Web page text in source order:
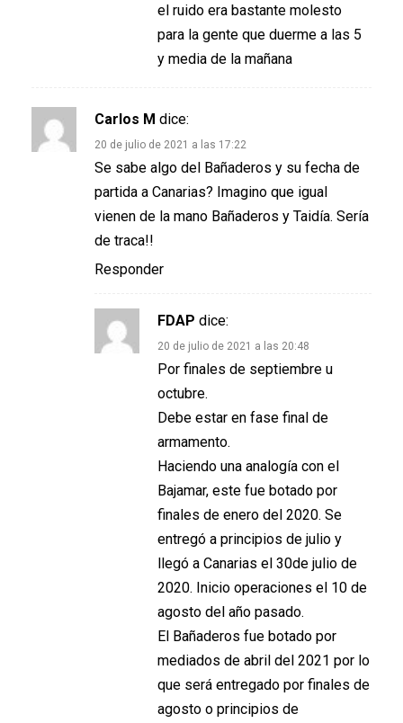
el ruido era bastante molesto
para la gente que duerme a las 5
y media de la mañana
Carlos M dice:
20 de julio de 2021 a las 17:22
Se sabe algo del Bañaderos y su fecha de
partida a Canarias? Imagino que igual
vienen de la mano Bañaderos y Taidía. Sería
de traca!!
Responder
FDAP dice:
20 de julio de 2021 a las 20:48
Por finales de septiembre u
octubre.
Debe estar en fase final de
armamento.
Haciendo una analogía con el
Bajamar, este fue botado por
finales de enero del 2020. Se
entregó a principios de julio y
llegó a Canarias el 30de julio de
2020. Inicio operaciones el 10 de
agosto del año pasado.
El Bañaderos fue botado por
mediados de abril del 2021 por lo
que será entregado por finales de
agosto o principios de